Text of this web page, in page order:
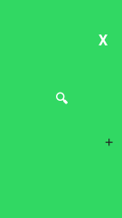
X
+